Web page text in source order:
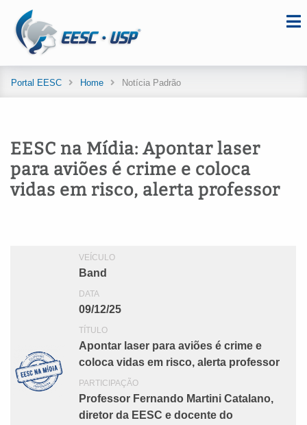
Portal EESC Home Notícia Padrão
EESC na Mídia: Apontar laser
para aviões é crime e coloca
vidas em risco, alerta professor
VEÍCULO
Band
DATA
09/12/25
TÍTULO
Apontar laser para aviões é crime e
coloca vidas em risco, alerta professor
PARTICIPAÇÃO
Professor Fernando Martini Catalano,
diretor da EESC e docente do